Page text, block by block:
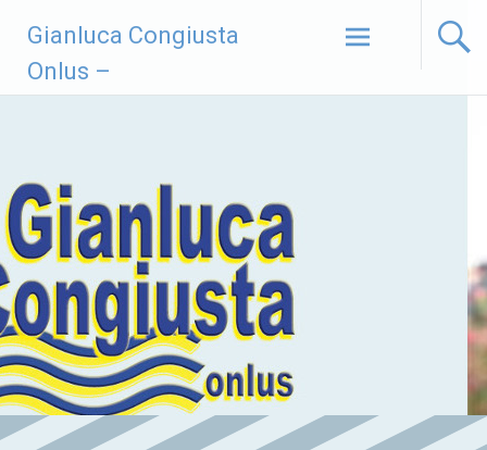
contenuto
Gianluca Congiusta
Onlus –